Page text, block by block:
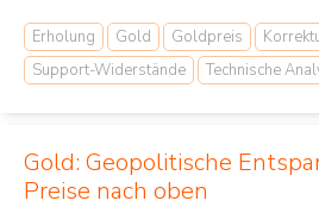
Erholung Gold Goldpreis
Support-Widerstände
Technische
Gold: Geopolitische
Preise nach oben